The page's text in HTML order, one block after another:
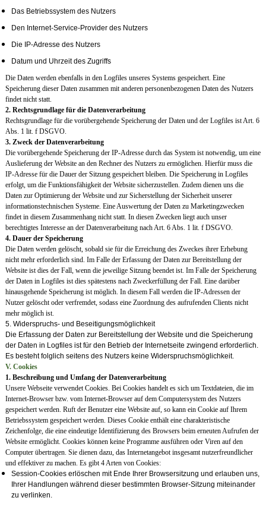
Das Betriebssystem des Nutzers
Den Internet-Service-Provider des Nutzers
Die IP-Adresse des Nutzers
Datum und Uhrzeit des Zugriffs
Die Daten werden ebenfalls in den Logfiles unseres Systems gespeichert. Eine
Speicherung dieser Daten zusammen mit anderen personenbezogenen Daten des Nutzers
findet nicht statt.
2. Rechtsgrundlage für die Datenverarbeitung
Rechtsgrundlage für die vorübergehende Speicherung der Daten und der Logfiles ist Art. 6
Abs. 1 lit. f DSGVO.
3. Zweck der Datenverarbeitung
Die vorübergehende Speicherung der IP-Adresse durch das System ist notwendig, um eine
Auslieferung der Website an den Rechner des Nutzers zu ermöglichen. Hierfür muss die
IP-Adresse für die Dauer der Sitzung gespeichert bleiben. Die Speicherung in Logfiles
erfolgt, um die Funktionsfähigkeit der Website sicherzustellen. Zudem dienen uns die
Daten zur Optimierung der Website und zur Sicherstellung der Sicherheit unserer
informationstechnischen Systeme. Eine Auswertung der Daten zu Marketingzwecken
findet in diesem Zusammenhang nicht statt. In diesen Zwecken liegt auch unser
berechtigtes Interesse an der Datenverarbeitung nach Art. 6 Abs. 1 lit. f DSGVO.
4. Dauer der Speicherung
Die Daten werden gelöscht, sobald sie für die Erreichung des Zweckes ihrer Erhebung
nicht mehr erforderlich sind. Im Falle der Erfassung der Daten zur Bereitstellung der
Website ist dies der Fall, wenn die jeweilige Sitzung beendet ist. Im Falle der Speicherung
der Daten in Logfiles ist dies spätestens nach Zweckerfüllung der Fall. Eine darüber
hinausgehende Speicherung ist möglich. In diesem Fall werden die IP-Adressen der
Nutzer gelöscht oder verfremdet, sodass eine Zuordnung des aufrufenden Clients nicht
mehr möglich ist.
5. Widerspruchs- und Beseitigungsmöglichkeit
Die Erfassung der Daten zur Bereitstellung der Website und die Speicherung
der Daten in Logfiles ist für den Betrieb der Internetseite zwingend erforderlich.
Es besteht folglich seitens des Nutzers keine Widerspruchsmöglichkeit.
V. Cookies
1. Beschreibung und Umfang der Datenverarbeitung
Unsere Webseite verwendet Cookies. Bei Cookies handelt es sich um Textdateien, die im
Internet-Browser bzw. vom Internet-Browser auf dem Computersystem des Nutzers
gespeichert werden. Ruft der Benutzer eine Website auf, so kann ein Cookie auf Ihrem
Betriebssystem gespeichert werden. Dieses Cookie enthält eine charakteristische
Zeichenfolge, die eine eindeutige Identifizierung des Browsers beim erneuten Aufrufen der
Website ermöglicht. Cookies können keine Programme ausführen oder Viren auf den
Computer übertragen. Sie dienen dazu, das Internetangebot insgesamt nutzerfreundlicher
und effektiver zu machen. Es gibt 4 Arten von Cookies:
Session-Cookies erlöschen mit Ende Ihrer Browsersitzung und erlauben uns,
Ihrer Handlungen während dieser bestimmten Browser-Sitzung miteinander
zu verlinken.